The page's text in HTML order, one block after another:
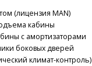
(лицензия MAN)
кабины
с амортизаторами
боковых дверей
климат-контроль)